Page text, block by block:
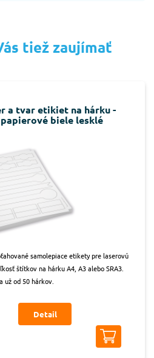
tiež zaujímať
a tvar etikiet na hárku -
biele lesklé
samolepiace etikety pre laserovú
štítkov na hárku A4, A3 alebo SRA3.
už od 50 hárkov.
Detail